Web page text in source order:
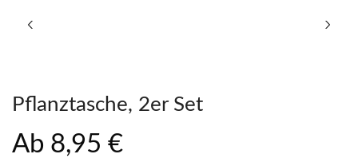
Pflanztasche, 2er Set
Ab 8,95 €